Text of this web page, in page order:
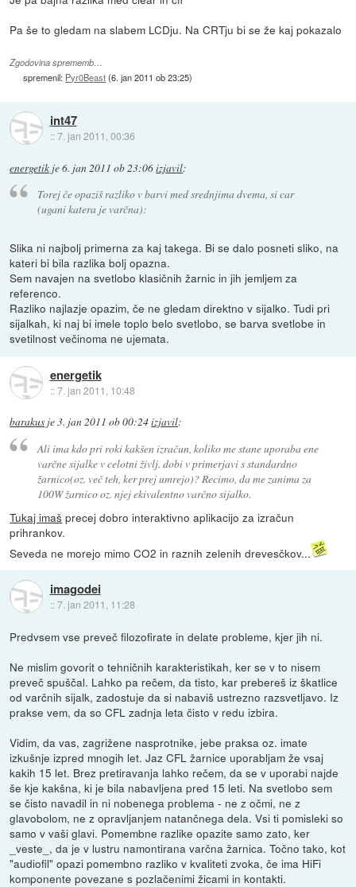
Pa še to gledam na slabem LCDju. Na CRTju bi se že kaj pokazalo
Zgodovina sprememb…
spremenil: Pyr0Beast(6. jan 2011 ob 23:25)
int47
::7. jan 2011, 00:36
energetik je6. jan 2011 ob 23:06izjavil:
Torej če opaziš razliko v barvi med srednjima dvema, si car
(ugani katera je varčna):
Slika ni najbolj primerna za kaj takega. Bi se dalo posneti sliko, na
kateri bi bila razlika bolj opazna.
Sem navajen na svetlobo klasičnih žarnic in jih jemljem za
referenco.
Razliko najlazje opazim, če ne gledam direktno v sijalko. Tudi pri
sijalkah, ki naj bi imele toplo belo svetlobo, se barva svetlobe in
svetilnost večinoma ne ujemata.
energetik
::7. jan 2011, 10:48
barakus je3. jan 2011 ob 00:24izjavil:
Ali ima kdo pri roki kakšen izračun, koliko me stane uporaba ene
varčne sijalke v celotni življ. dobi v primerjavi s standardno
žarnico(oz. več teh, ker prej umrejo)? Recimo, da me zanima za
100W žarnico oz. njej ekivalentno varčno sijalko.
Tukaj imaš precej dobro interaktivno aplikacijo za izračun
prihrankov.
Seveda ne morejo mimo CO2 in raznih zelenih drevesčkov...
imagodei
::7. jan 2011, 11:28
Predvsem vse preveč filozofirate in delate probleme, kjer jih ni.
Ne mislim govorit o tehničnih karakteristikah, ker se v to nisem
preveč spuščal. Lahko pa rečem, da tisto, kar prebereš iz škatlice
od varčnih sijalk, zadostuje da si nabaviš ustrezno razsvetljavo. Iz
prakse vem, da so CFL zadnja leta čisto v redu izbira.
Vidim, da vas, zagrižene nasprotnike, jebe praksa oz. imate
izkušnje izpred mnogih let. Jaz CFL žarnice uporabljam že vsaj
kakih 15 let. Brez pretiravanja lahko rečem, da se v uporabi najde
še kje kakšna, ki je bila nabavljena pred 15 leti. Na svetlobo sem
se čisto navadil in ni nobenega problema - ne z očmi, ne z
glavobolom, ne z opravljanjem natančnega dela. Vsi ti pomisleki so
samo v vaši glavi. Pomembne razlike opazite samo zato, ker
_veste_, da je v lustru namontirana varčna žarnica. Točno tako, kot
"audiofil" opazi pomembno razliko v kvaliteti zvoka, če ima HiFi
komponente povezane s pozlačenimi žicami in kontakti.